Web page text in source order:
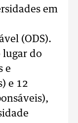
em
(ODS).
lugar do
e
e 12